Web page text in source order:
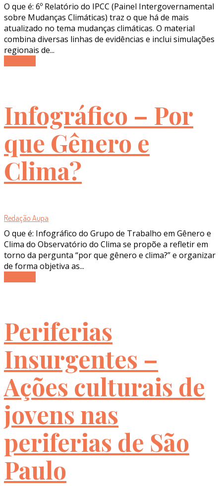
O que é: 6º Relatório do IPCC (Painel Intergovernamental
sobre Mudanças Climáticas) traz o que há de mais
atualizado no tema mudanças climáticas. O material
combina diversas linhas de evidências e inclui simulações
regionais de...
Infográfico – Por
que Gênero e
Clima?
Redação Aupa
O que é: Infográfico do Grupo de Trabalho em Gênero e
Clima do Observatório do Clima se propõe a refletir em
torno da pergunta “por que gênero e clima?” e organizar
de forma objetiva as...
Periferias
Insurgentes –
Ações culturais de
jovens nas
periferias de São
Paulo